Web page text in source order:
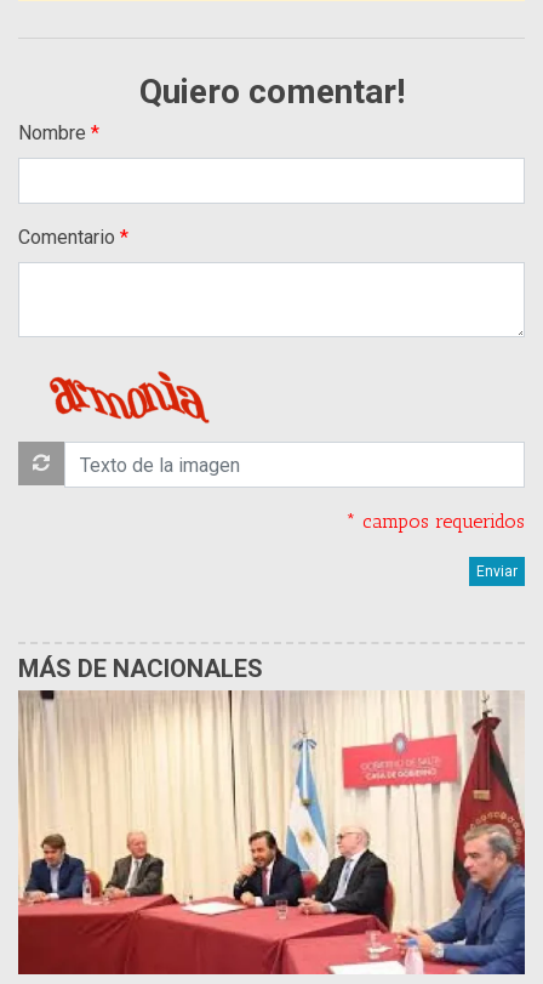
Quiero comentar!
Nombre
Comentario
* campos requeridos
MÁS DE NACIONALES